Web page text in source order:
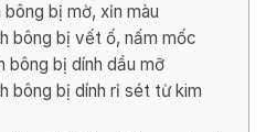
bị mờ, xỉn màu
bông bị vết ố, nấm mốc
bông bị dính dầu mỡ
bông bị dính rỉ sét từ kim